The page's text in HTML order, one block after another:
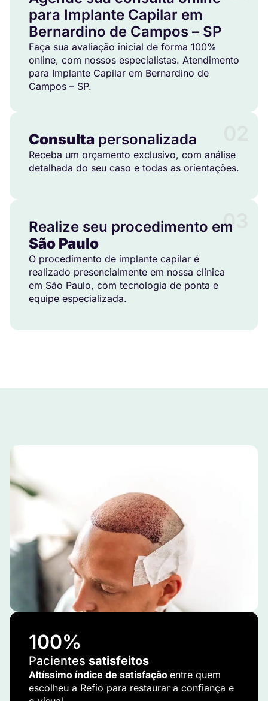
para Implante Capilar em
Bernardino de Campos – SP
Faça sua avaliação inicial de forma 100%
online, com nossos especialistas. Atendimento
para Implante Capilar em Bernardino de
Campos – SP.
Consulta personalizada
Receba um orçamento exclusivo, com análise
detalhada do seu caso e todas as orientações.
03
Realize seu procedimento em
São Paulo
O procedimento de implante capilar é
realizado presencialmente em nossa clínica
em São Paulo, com tecnologia de ponta e
equipe especializada.
100%
Pacientes satisfeitos
Altíssimo índice de satisfação entre quem
escolheu a Refio para restaurar a confiança e